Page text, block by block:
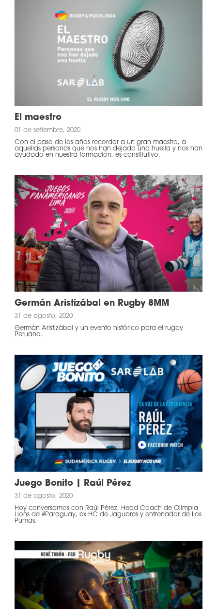
El maestro
01 de setiembre, 2020
Con el paso de los años recordar a un gran maestro, a
aquellas personas que nos han dejado una huella y nos han
ayudado en nuestra formación, es constitutivo.
Germán Aristizábal en Rugby 8MM
31 de agosto, 2020
Germán Aristizábal y un evento histórico para el rugby
Peruano.
Juego Bonito | Raúl Pérez
31 de agosto, 2020
Hoy conversamos con Raúl Pérez, Head Coach de Olimpia
Lions de #Paraguay, ex HC de Jaguares y entrenador de Los
Pumas.